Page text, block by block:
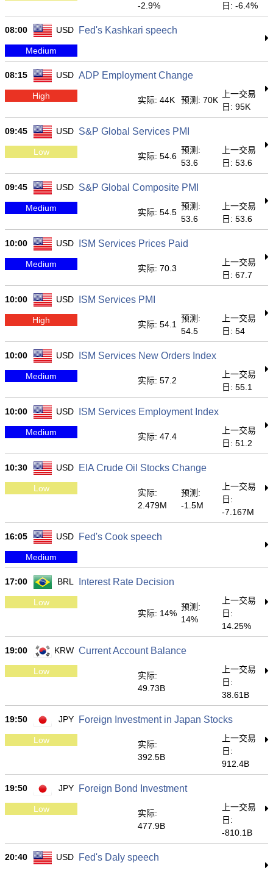
-2.9%
日: -6.4%
08:00 USD Fed's Kashkari speech
Medium
08:15 USD ADP Employment Change
High 实际: 44K 预测: 70K
上一交易
日: 95K
09:45 USD S&P Global Services PMI
Low 实际: 54.6
预测:
53.6
上一交易
日: 53.6
09:45 USD S&P Global Composite PMI
Medium 实际: 54.5
预测:
53.6
上一交易
日: 53.6
10:00 USD ISM Services Prices Paid
Medium 实际: 70.3
上一交易
日: 67.7
10:00 USD ISM Services PMI
High 实际: 54.1
预测:
54.5
上一交易
日: 54
10:00 USD ISM Services New Orders Index
Medium 实际: 57.2
上一交易
日: 55.1
10:00 USD ISM Services Employment Index
Medium 实际: 47.4
上一交易
日: 51.2
10:30 USD EIA Crude Oil Stocks Change
Low
实际:
2.479M
预测:
-1.5M
上一交易
日:
-7.167M
16:05 USD Fed's Cook speech
Medium
17:00 BRL Interest Rate Decision
Low
实际: 14%
预测:
14%
上一交易
日:
14.25%
19:00 KRW Current Account Balance
Low
实际:
49.73B
上一交易
日:
38.61B
19:50 JPY Foreign Investment in Japan Stocks
Low
实际:
392.5B
上一交易
日:
912.4B
19:50 JPY Foreign Bond Investment
Low
实际:
477.9B
上一交易
日:
-810.1B
20:40 USD Fed's Daly speech